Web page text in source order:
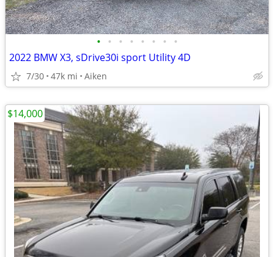
• • • • • • • •
2022 BMW X3, sDrive30i sport Utility 4D
7/30 47k mi Aiken
$14,000